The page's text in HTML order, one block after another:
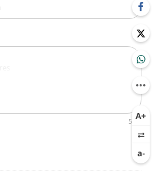
500